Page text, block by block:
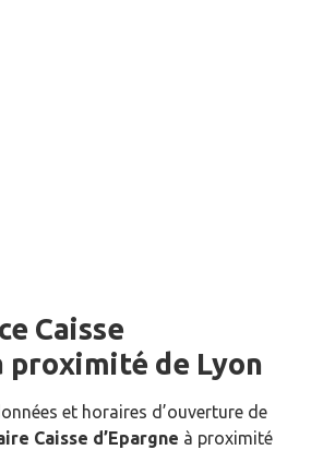
Caisse
proximité de Lyon
et horaires d’ouverture de
Caisse d’Epargne à proximité